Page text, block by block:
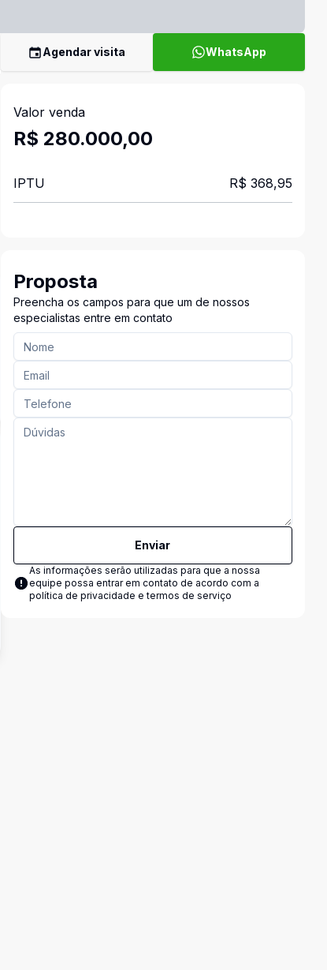
Agendar visita WhatsApp
Valor venda
R$ 280.000,00
IPTU R$ 368,95
Proposta
Preencha os campos para que um de nossos
especialistas entre em contato
Enviar
As informações serão utilizadas para que a nossa
equipe possa entrar em contato de acordo com a
política de privacidade e termos de serviço